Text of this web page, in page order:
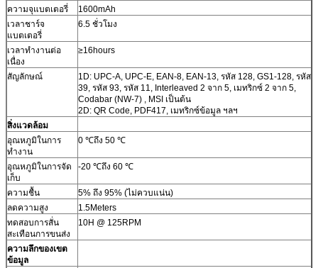
ความจุแบตเตอรี่
1600mAh
เวลาชาร์จ
แบตเตอรี่
6.5 ชั่วโมง
เวลาทำงานต่อ
เนื่อง
≥16hours
สัญลักษณ์
1D: UPC-A, UPC-E, EAN-8, EAN-13, รหัส 128, GS1-128, รหัส
39, รหัส 93, รหัส 11, Interleaved 2 จาก 5, เมทริกซ์ 2 จาก 5,
Codabar (NW-7) , MSI เป็นต้น
2D: QR Code, PDF417, เมทริกซ์ข้อมูล ฯลฯ
สิ่งแวดล้อม
อุณหภูมิในการ
ทำงาน
0 ℃ถึง 50 ℃
อุณหภูมิในการจัด
เก็บ
-20 ℃ถึง 60 ℃
ความชื้น
5% ถึง 95% (ไม่ควบแน่น)
ลดความสูง
1.5Meters
ทดสอบการสั่น
สะเทือนการขนส่ง
10H @ 125RPM
ความลึกของเขต
ข้อมูล